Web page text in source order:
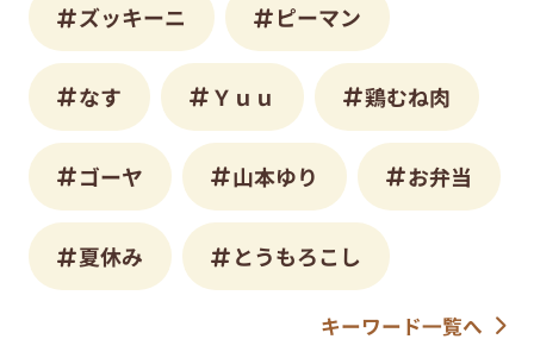
ズッキーニ ピーマン
なす Ｙｕｕ 鶏むね肉
ゴーヤ 山本ゆり お弁当
夏休み とうもろこし
キーワード一覧へ